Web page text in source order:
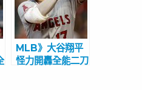
MLB》大谷翔平
怪力開轟全能二刀